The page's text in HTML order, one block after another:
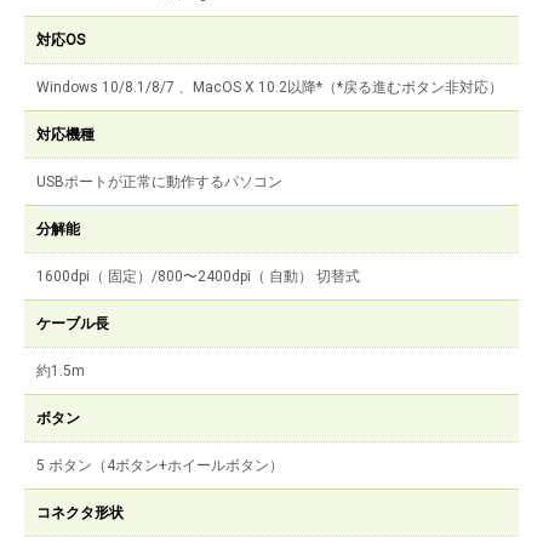
対応OS
Windows 10/8.1/8/7 、MacOS X 10.2以降*（*戻る進むボタン非対応）
対応機種
USBポートが正常に動作するパソコン
分解能
1600dpi（ 固定）/800〜2400dpi（ 自動） 切替式
ケーブル長
約1.5m
ボタン
5 ボタン（4ボタン+ホイールボタン）
コネクタ形状